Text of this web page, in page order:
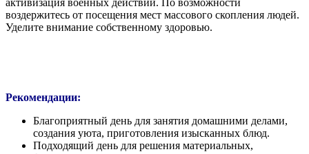
воздержитесь от посещения мест массового скопления людей.
Уделите внимание собственному здоровью.
Рекомендации:
Благоприятный день для занятия домашними делами,
создания уюта, приготовления изысканных блюд.
Подходящий день для решения материальных,